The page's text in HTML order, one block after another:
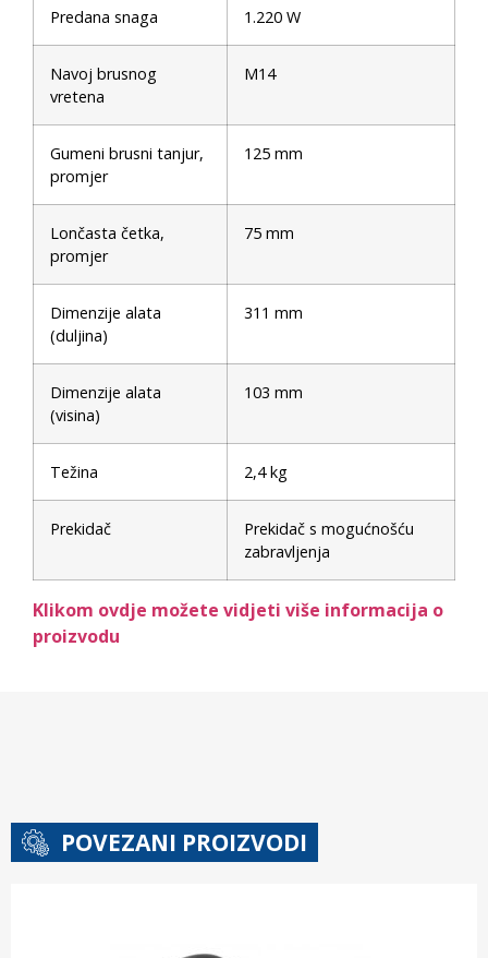
Predana snaga 1.220 W
Navoj brusnog
vretena
M14
Gumeni brusni tanjur,
promjer
125 mm
Lončasta četka,
promjer
75 mm
Dimenzije alata
(duljina)
311 mm
Dimenzije alata
(visina)
103 mm
Težina 2,4 kg
Prekidač
Prekidač s mogućnošću
zabravljenja
Klikom ovdje možete vidjeti više informacija o
proizvodu
POVEZANI PROIZVODI